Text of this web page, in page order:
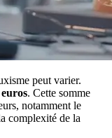
peut varier.
. Cette somme
notamment le
complexité de la